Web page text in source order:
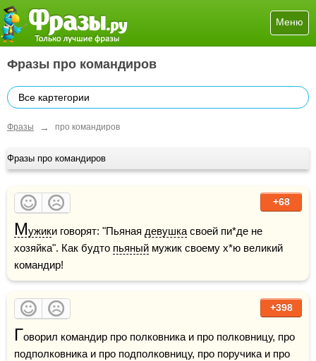
Меню
Фразы про командиров
Все картегории
Фразы → про командиров
Фразы про командиров
+68
Мужики говорят: "Пьяная девушка своей пи*де не
хозяйка". Как будто пьяный мужик своему х*ю великий
командир!
+398
Говорил командир про полковника и про полковницу, про
подполковника и про подполковницу, про поручика и про